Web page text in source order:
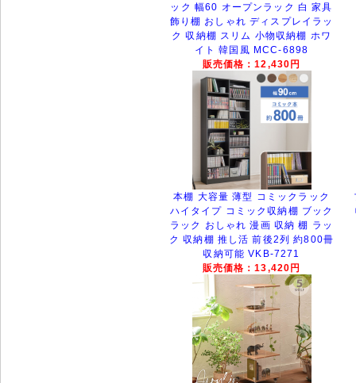
ック 幅60 オープンラック 白 家具
飾り棚 おしゃれ ディスプレイラッ
ク 収納棚 スリム 小物収納棚 ホワ
イト 韓国風 MCC-6898
販売価格：12,430円
本棚 大容量 薄型 コミックラック
ハイタイプ コミック収納棚 ブック
ラック おしゃれ 漫画 収納 棚 ラッ
ク 収納棚 推し活 前後2列 約800冊
収納可能 VKB-7271
販売価格：13,420円